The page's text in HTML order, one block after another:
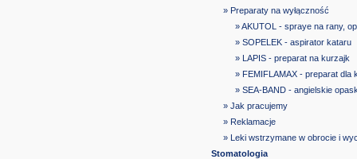
» Preparaty na wyłączność
» AKUTOL - spraye na rany,
» SOPELEK - aspirator kataru
» LAPIS - preparat na kurzajk
» FEMIFLAMAX - preparat dla
» SEA-BAND - angielskie
» Jak pracujemy
» Reklamacje
» Leki wstrzymane w obrocie i
Stomatologia